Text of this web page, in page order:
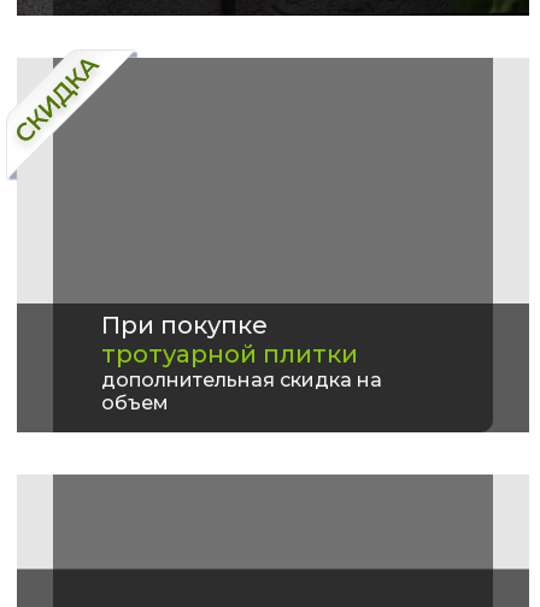
При покупке
тротуарной плитки
дополнительная скидка на
объем